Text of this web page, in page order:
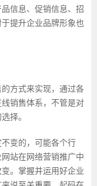
信息、促销信息、招
提升企业品牌形象也
方式来实现，通过各
销售体系，不管是对
择。
变的，可能各个行
站在网络营销推广中
。掌握并运用好企业